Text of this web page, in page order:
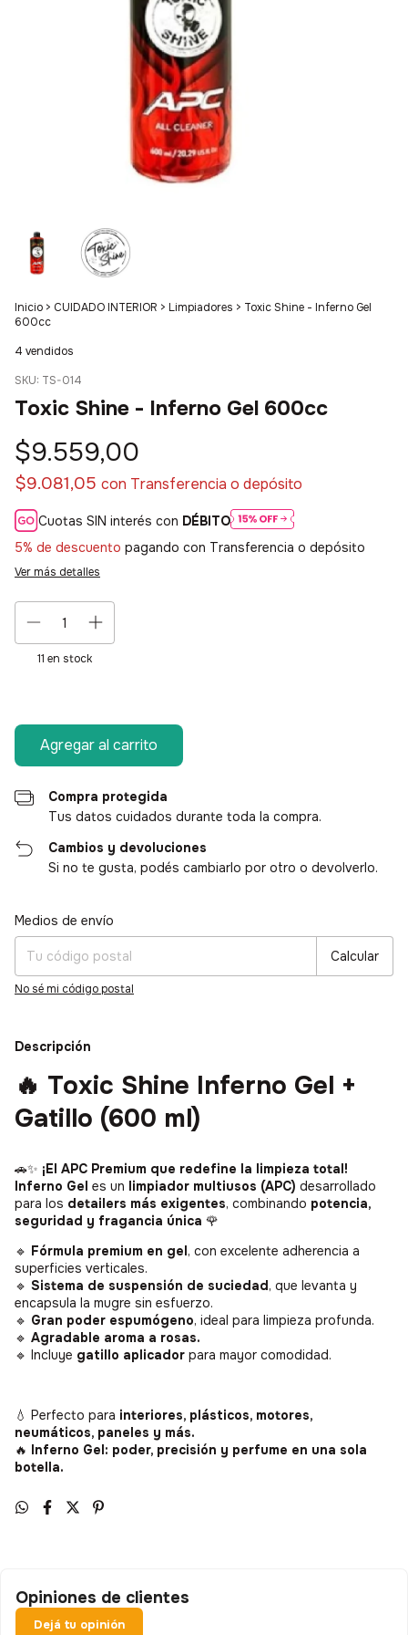
Inicio > CUIDADO INTERIOR > Limpiadores > Toxic Shine - Inferno Gel
600cc
4 vendidos
SKU: TS-014
Toxic Shine - Inferno Gel 600cc
$9.559,00
$9.081,05 con Transferencia o depósito
Cuotas SIN interés con DÉBITO
5% de descuento pagando con Transferencia o depósito
Ver más detalles
11 en stock
Compra protegida
Tus datos cuidados durante toda la compra.
Cambios y devoluciones
Si no te gusta, podés cambiarlo por otro o devolverlo.
Entregas para el CP:
Medios de envío
Calcular
No sé mi código postal
Descripción
🔥 Toxic Shine Inferno Gel +
Gatillo (600 ml)
🚗✨ ¡El APC Premium que redefine la limpieza total!
Inferno Gel es un limpiador multiusos (APC) desarrollado
para los detailers más exigentes, combinando potencia,
seguridad y fragancia única 🌹
🔹 Fórmula premium en gel, con excelente adherencia a
superficies verticales.
🔹 Sistema de suspensión de suciedad, que levanta y
encapsula la mugre sin esfuerzo.
🔹 Gran poder espumógeno, ideal para limpieza profunda.
🔹 Agradable aroma a rosas.
🔹 Incluye gatillo aplicador para mayor comodidad.
💧 Perfecto para interiores, plásticos, motores,
neumáticos, paneles y más.
🔥 Inferno Gel: poder, precisión y perfume en una sola
botella.
Opiniones de clientes
Dejá tu opinión
Prueba tu suerte y consigue descuentos increíbles